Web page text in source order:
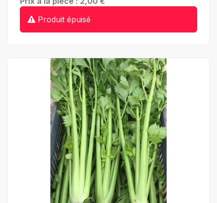
Produit épuisé
+ de détails